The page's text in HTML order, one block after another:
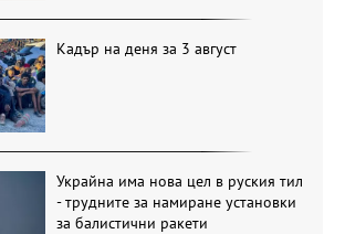
Кадър на деня за 3 август
Украйна има нова цел в руския тил
- трудните за намиране установки
за балистични ракети